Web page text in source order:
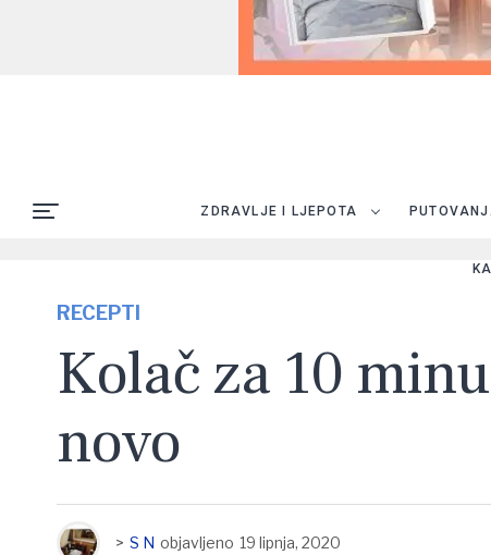
ZDRAVLJE I LJEPOTA
RECEPTI
Kolač za 10
novo
> S N objavljeno 19 lipnja, 2020